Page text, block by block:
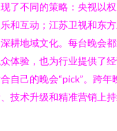
了不同的策略：央视以
和互动；江苏卫视和东
耕地域文化。每台晚会
体验，也为行业提供了
自己的晚会“pick”。跨年
技术升级和精准营销上